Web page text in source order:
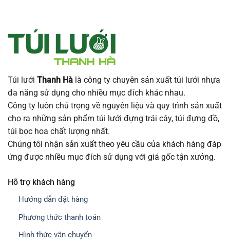
Túi lưới Thanh Hà là công ty chuyên sản xuất túi lưới nhựa
đa năng sử dụng cho nhiều mục đích khác nhau.
Công ty luôn chú trọng về nguyên liệu và quy trình sản xuất
cho ra những sản phẩm túi lưới đựng trái cây, túi đựng đồ,
túi bọc hoa chất lượng nhất.
Chúng tôi nhận sản xuất theo yêu cầu của khách hàng đáp
ứng được nhiều mục đích sử dụng với giá gốc tận xưởng.
Hỗ trợ khách hàng
Hướng dẫn đặt hàng
Phương thức thanh toán
Hình thức vận chuyển